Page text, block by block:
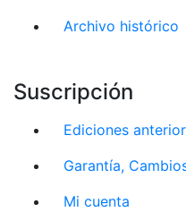
Archivo histórico
Suscripción
Ediciones
Garantía,
Mi cuenta